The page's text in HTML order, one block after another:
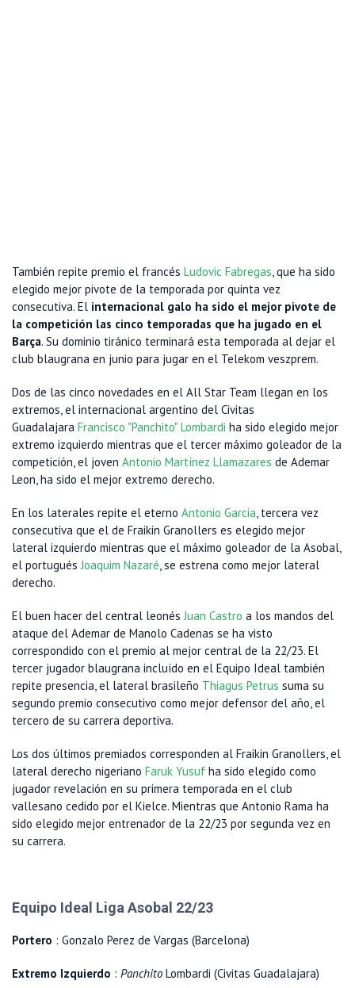
También repite premio el francés Ludovic Fabregas, que ha sido
elegido mejor pivote de la temporada por quinta vez
consecutiva. El internacional galo ha sido el mejor pivote de
la competición las cinco temporadas que ha jugado en el
Barça. Su dominio tiránico terminará esta temporada al dejar el
club blaugrana en junio para jugar en el Telekom veszprem.
Dos de las cinco novedades en el All Star Team llegan en los
extremos, el internacional argentino del Civitas
Guadalajara Francisco "Panchito" Lombardi ha sido elegido mejor
extremo izquierdo mientras que el tercer máximo goleador de la
competición, el joven Antonio Martínez Llamazares de Ademar
Leon, ha sido el mejor extremo derecho.
En los laterales repite el eterno Antonio Garcia, tercera vez
consecutiva que el de Fraikin Granollers es elegido mejor
lateral izquierdo mientras que el máximo goleador de la Asobal,
el portuguésJoaquim Nazaré, se estrena como mejor lateral
derecho.
El buen hacer del central leonésJuan Castro a los mandos del
ataque del Ademar de Manolo Cadenas se ha visto
correspondido con el premio al mejor central de la 22/23. El
tercer jugador blaugrana incluído en el Equipo Ideal también
repite presencia, el lateral brasileño Thiagus Petrus suma su
segundo premio consecutivo como mejor defensor del año, el
tercero de su carrera deportiva.
Los dos últimos premiados corresponden al Fraikin Granollers, el
lateral derecho nigeriano Faruk Yusuf ha sido elegido como
jugador revelación en su primera temporada en el club
vallesano cedido por el Kielce. Mientras que Antonio Rama ha
sido elegido mejor entrenador de la 22/23 por segunda vez en
su carrera.
Equipo Ideal Liga Asobal 22/23
Portero : Gonzalo Perez de Vargas (Barcelona)
Extremo Izquierdo : Panchito Lombardi (Civitas Guadalajara)